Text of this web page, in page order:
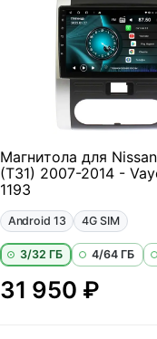
Магнитола для
(T31) 2007-2014 -
1193
Android 13 4G SIM
3/32 ГБ 4/64 ГБ
31 950 ₽